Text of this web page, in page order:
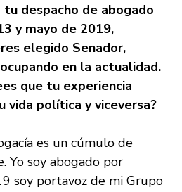
despacho de abogado
y mayo de 2019,
elegido Senador,
en la actualidad.
que tu experiencia
vida política y viceversa?
es un cúmulo de
Yo soy abogado por
soy portavoz de mi Grupo